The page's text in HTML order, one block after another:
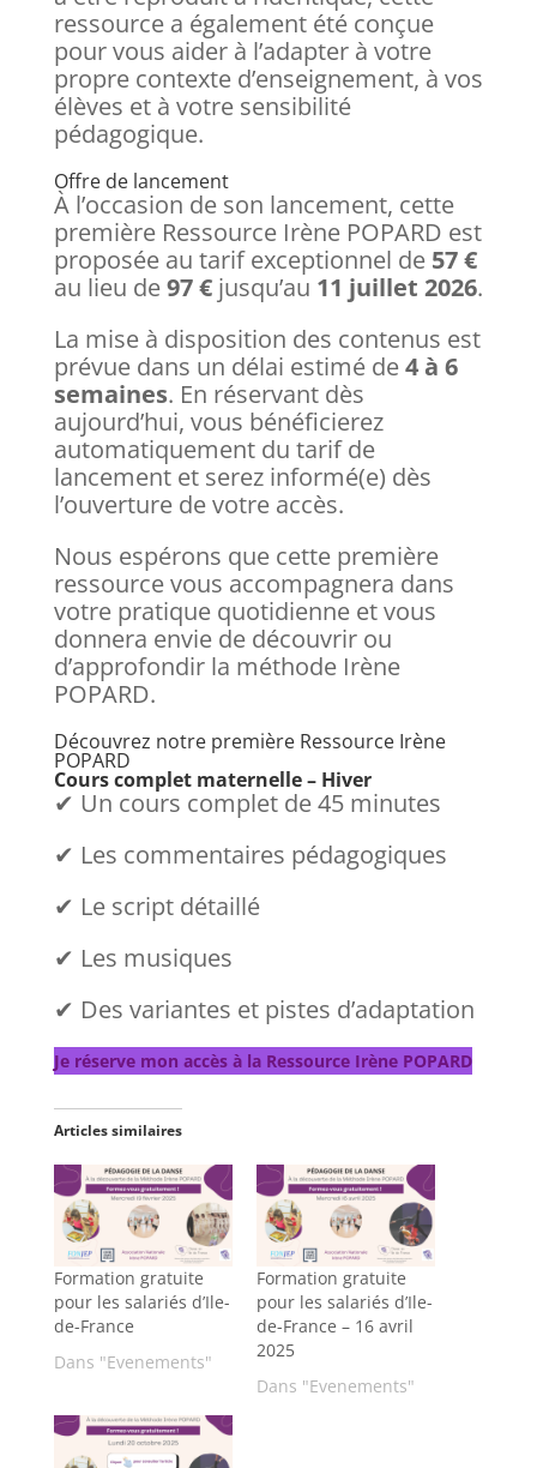
ressource a également été conçue
pour vous aider à l’adapter à votre
propre contexte d’enseignement, à vos
élèves et à votre sensibilité
pédagogique.
Offre de lancement
À l’occasion de son lancement, cette
première Ressource Irène POPARD est
proposée au tarif exceptionnel de 57 €
au lieu de97 €jusqu’au 11 juillet 2026.
La mise à disposition des contenus est
prévue dans un délai estimé de4 à 6
semaines. En réservant dès
aujourd’hui, vous bénéficierez
automatiquement du tarif de
lancement et serez informé(e) dès
l’ouverture de votre accès.
Nous espérons que cette première
ressource vous accompagnera dans
votre pratique quotidienne et vous
donnera envie de découvrir ou
d’approfondir la méthode Irène
POPARD.
Découvrez notre première Ressource Irène
POPARD
Cours complet maternelle – Hiver
✔ Un cours complet de 45 minutes
✔ Les commentaires pédagogiques
✔ Le script détaillé
✔ Les musiques
✔ Des variantes et pistes d’adaptation
Je réserve mon accès à la Ressource Irène POPARD
Articles similaires
Formation gratuite
pour les salariés d’Ile-
de-France
Dans "Evenements"
Formation gratuite
pour les salariés d’Ile-
de-France – 16 avril
2025
Dans "Evenements"